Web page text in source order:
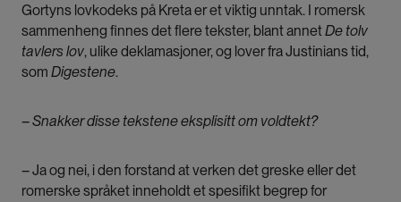
Gortyns lovkodeks på Kreta er et viktig unntak. I romersk
sammenheng finnes det flere tekster, blant annetDe tolv
tavlers lov, ulike deklamasjoner, og lover fra Justinians tid,
som Digestene.
– Snakker disse tekstene eksplisitt om voldtekt?
– Ja og nei, i den forstand at verken det greske eller det
romerske språket inneholdt et spesifikt begrep for